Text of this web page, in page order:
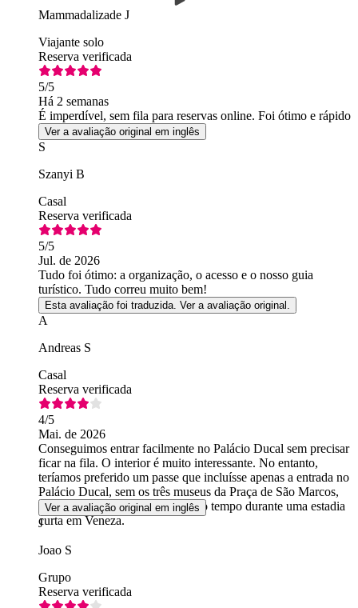
Mammadalizade J
Viajante solo
Reserva verificada
5/5
Há 2 semanas
É imperdível, sem fila para reservas online. Foi ótimo e rápido
Ver a avaliação original em inglês
S
Szanyi B
Casal
Reserva verificada
5/5
Jul. de 2026
Tudo foi ótimo: a organização, o acesso e o nosso guia
turístico. Tudo correu muito bem!
Esta avaliação foi traduzida. Ver a avaliação original.
A
Andreas S
Casal
Reserva verificada
4/5
Mai. de 2026
Conseguimos entrar facilmente no Palácio Ducal sem precisar
ficar na fila. O interior é muito interessante. No entanto,
teríamos preferido um passe que incluísse apenas a entrada no
Palácio Ducal, sem os três museus da Praça de São Marcos,
pois visitar todos eles exige muito tempo durante uma estadia
curta em Veneza.
Ver a avaliação original em inglês
J
Joao S
Grupo
Reserva verificada